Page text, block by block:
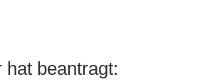
hat beantragt: